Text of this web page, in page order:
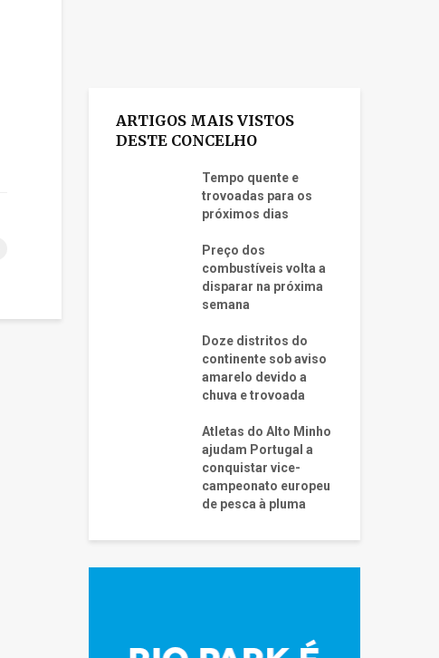
ARTIGOS MAIS VISTOS
DESTE CONCELHO
Tempo quente e
trovoadas para os
próximos dias
Preço dos
combustíveis volta a
disparar na próxima
semana
Doze distritos do
continente sob aviso
amarelo devido a
chuva e trovoada
Atletas do Alto Minho
ajudam Portugal a
conquistar vice-
campeonato europeu
de pesca à pluma